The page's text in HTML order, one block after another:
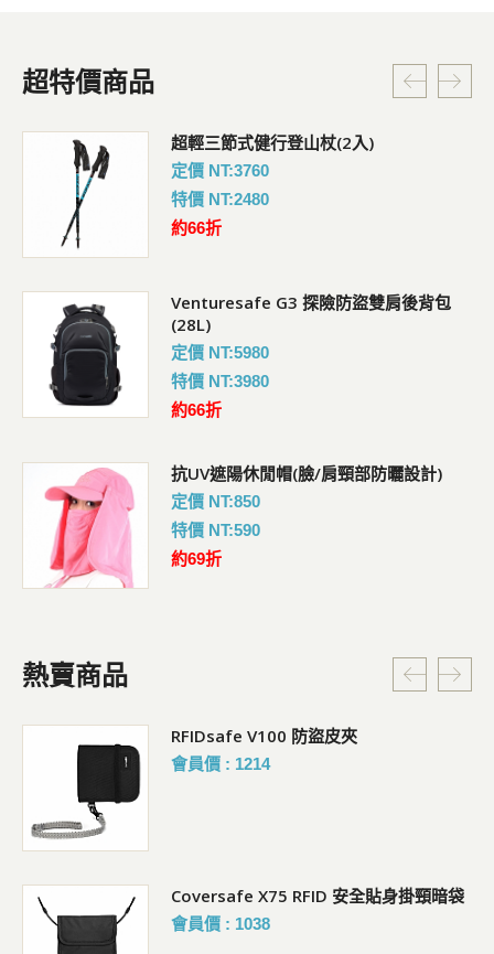
超特價商品
超輕三節式健行登山杖(2入)
定價 NT:3760
特價 NT:2480
約66折
Venturesafe G3 探險防盜雙肩後背包
(28L)
定價 NT:5980
特價 NT:3980
約66折
抗UV遮陽休閒帽(臉/肩頸部防曬設計)
定價 NT:850
特價 NT:590
約69折
熱賣商品
RFIDsafe V100 防盜皮夾
會員價 : 1214
Coversafe X75 RFID 安全貼身掛頸暗袋
會員價 : 1038